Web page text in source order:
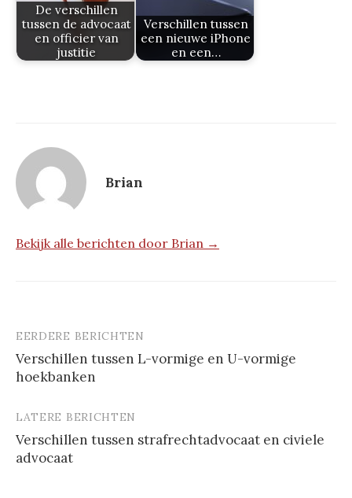
De verschillen
tussen de advocaat
en officier van
justitie
Verschillen tussen
een nieuwe iPhone
en een…
Brian
Bekijk alle berichten door Brian →
Berichtnavigatie
EERDERE BERICHTEN
Verschillen tussen L-vormige en U-vormige
hoekbanken
LATERE BERICHTEN
Verschillen tussen strafrechtadvocaat en civiele
advocaat